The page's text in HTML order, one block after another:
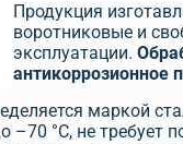
Продукция
воротниковые и
эксплуатации.
антикоррозионное
маркой
–70 °C, не